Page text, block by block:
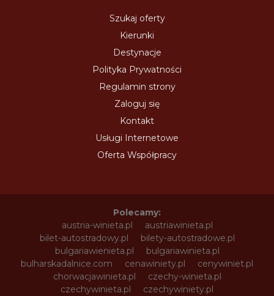
Szukaj oferty
Kierunki
Destynacje
Polityka Prywatności
Regulamin strony
Zaloguj się
Kontakt
Usługi Internetowe
Oferta Współpracy
Polecamy:
austria-winieta.pl
austriawinieta.pl
bilet-autostradowy.pl
bilety-autostradowe.pl
bulgariawienieta.pl
bulgariawinieta.pl
bulharskadalnice.com
cenawiniety.pl
cenywiniet.pl
chorwacjawinieta.pl
czechy-winieta.pl
czechywinieta.pl
czechywiniety.pl